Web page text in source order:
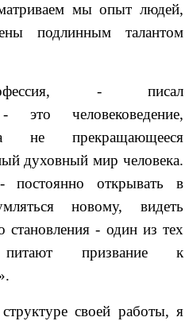
мы опыт людей,
подлинным талантом
- писал
это человековедение,
не прекращающееся
духовный мир человека.
- постоянно открывать в
новому, видеть
становления - один из тех
призвание к
своей работы, я